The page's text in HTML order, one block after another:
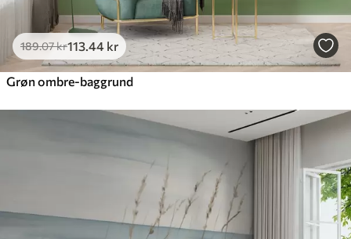
189.07kr113.44 kr
Grøn ombre-baggrund